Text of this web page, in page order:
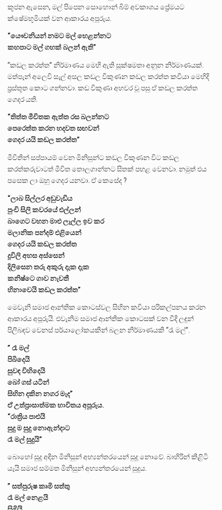
කූජන ඇසෙන, මල් පිපෙන සොහොන් බිම් අවකාශය ප්‍රේමයට
ක්ෂේමභූමියක් වන ආකාරය අපූරුය.
“යෞවනියන් නමට මල් හෙළන්නට
කහපාට මල් ගහක් බලන් ඇති”
“කඩල කරත්ත” නිර්මාණය මෙහි ඇති සූක්ෂමතා අනූන නිර්මාණයක්.
මත්පැන් අලෙවි සැල් අසල කඩල විකුණන කඩල කරත්ත කවියා මෙහිදි
ප්‍රස්තූත කොට ගන්නවා. කඩ විකුණා අහවර වූ පසු ඒ කඩල කරත්ත
ගෙදර යති.
“තිත්ත මීවිතක ඇත්ත රස බලන්නට
පෙරෙත්ත කරන හදවත සඟවන්
ගෙදර යයි කඩල කරත්ත”
මීවිතින් සප්පායම් වෙන මිනිසුන්ට කඩල විකුණන විට කඩල
කරත්කරුවාටත් මීවිත තොලගාන්නට සිතක් පහළ වෙනවා. නමුත් එය
පසෙක ලා ඔහු ගෙදර යනවා. ඒ කෙසේද ?
“ලාබ සිල්ලර අඩුවැඩිය
පුංචි සිලි කවරයේ එල්ලන්
බාගෙට වහන මාළු ලෑල්ල ඉව කර
මලානික පන්දම් එළියෙන්
ගෙදර යයි කඩල කරත්ත
දූවිලි අහස අස්සෙන්
දිලිසෙන තරු අකුරු දැක දැක
කනිෂ්ටෙ ගාව නැවතී
හිනාවෙයි කඩල කරත්ත”
මෙවැනි සමාජ ආන්තික කොටස්වල සිහින කවියා පරිකල්පනය කරන
ආකාරය අපූරුයි. එවැනිම සමාජ ආන්තික කොටසක් වන වීදි ලඳුන්
පිලිබඳව වෙනස් පර්යාලෝකයකින් බලන නිර්මාණයකි “රෑ මල්”.
” රෑ මල්
පිබිදෙයි
සුවඳ විහිදෙයි
බෝ ගස් යටින්
සිහින දකින නගර මැද”
ඒ උත්ප්‍රාසාත්මක භාවිතය අපූරුය.
“රාත්‍රිය පාළුයි
සුදු ම සුදු නොඇන්දාට
රෑ මල් සුදුයි”
බොහෝ සුදු අඳින මිනිසුන් අභ්‍යන්තරයෙන් සුදු නොවේ. බාහිරින් කිළිටි
යැයි සමාජ සම්මත මිනිසුන් අභ්‍යන්තරයෙන් සුදුය.
” සත්පුරුෂ කෘමි සත්තු
රෑ මල් නෙළයි